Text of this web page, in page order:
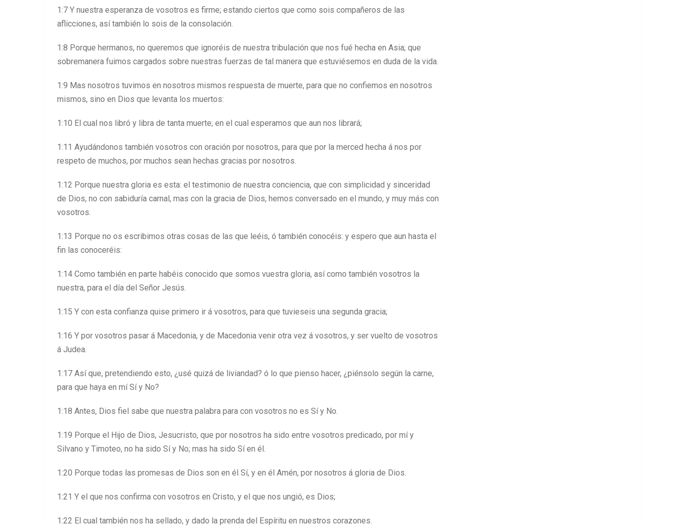
1:7 Y nuestra esperanza de vosotros es firme; estando ciertos que como sois compañeros de las
aflicciones, así también lo sois de la consolación.
1:8 Porque hermanos, no queremos que ignoréis de nuestra tribulación que nos fué hecha en Asia; que
sobremanera fuimos cargados sobre nuestras fuerzas de tal manera que estuviésemos en duda de la vida.
1:9 Mas nosotros tuvimos en nosotros mismos respuesta de muerte, para que no confiemos en nosotros
mismos, sino en Dios que levanta los muertos:
1:10 El cual nos libró y libra de tanta muerte; en el cual esperamos que aun nos librará;
1:11 Ayudándonos también vosotros con oración por nosotros, para que por la merced hecha á nos por
respeto de muchos, por muchos sean hechas gracias por nosotros.
1:12 Porque nuestra gloria es esta: el testimonio de nuestra conciencia, que con simplicidad y sinceridad
de Dios, no con sabiduría carnal, mas con la gracia de Dios, hemos conversado en el mundo, y muy más con
vosotros.
1:13 Porque no os escribimos otras cosas de las que leéis, ó también conocéis: y espero que aun hasta el
fin las conoceréis:
1:14 Como también en parte habéis conocido que somos vuestra gloria, así como también vosotros la
nuestra, para el día del Señor Jesús.
1:15 Y con esta confianza quise primero ir á vosotros, para que tuvieseis una segunda gracia;
1:16 Y por vosotros pasar á Macedonia, y de Macedonia venir otra vez á vosotros, y ser vuelto de vosotros
á Judea.
1:17 Así que, pretendiendo esto, ¿usé quizá de liviandad? ó lo que pienso hacer, ¿piénsolo según la carne,
para que haya en mí Sí y No?
1:18 Antes, Dios fiel sabe que nuestra palabra para con vosotros no es Sí y No.
1:19 Porque el Hijo de Dios, Jesucristo, que por nosotros ha sido entre vosotros predicado, por mí y
Silvano y Timoteo, no ha sido Sí y No; mas ha sido Sí en él.
1:20 Porque todas las promesas de Dios son en él Sí, y en él Amén, por nosotros á gloria de Dios.
1:21 Y el que nos confirma con vosotros en Cristo, y el que nos ungió, es Dios;
1:22 El cual también nos ha sellado, y dado la prenda del Espíritu en nuestros corazones.